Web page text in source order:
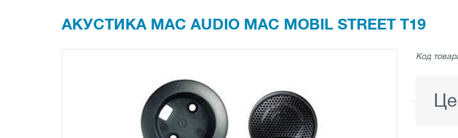
АКУСТИКА MAC AUDIO MAC MOBIL STREET T19
Код